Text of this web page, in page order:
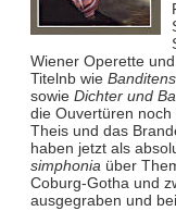
Wiener Operette
Titelnb wie
sowie Dichter und
die Ouvertüren
Theis und das
haben jetzt als
simphoniaüber
Coburg-Gotha und
ausgegraben und